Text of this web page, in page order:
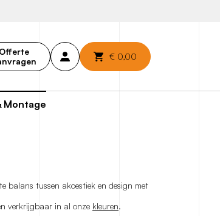
Offerte
€ 0,00
Montage
balans tussen akoestiek en design met
verkrijgbaar in al onze kleuren.